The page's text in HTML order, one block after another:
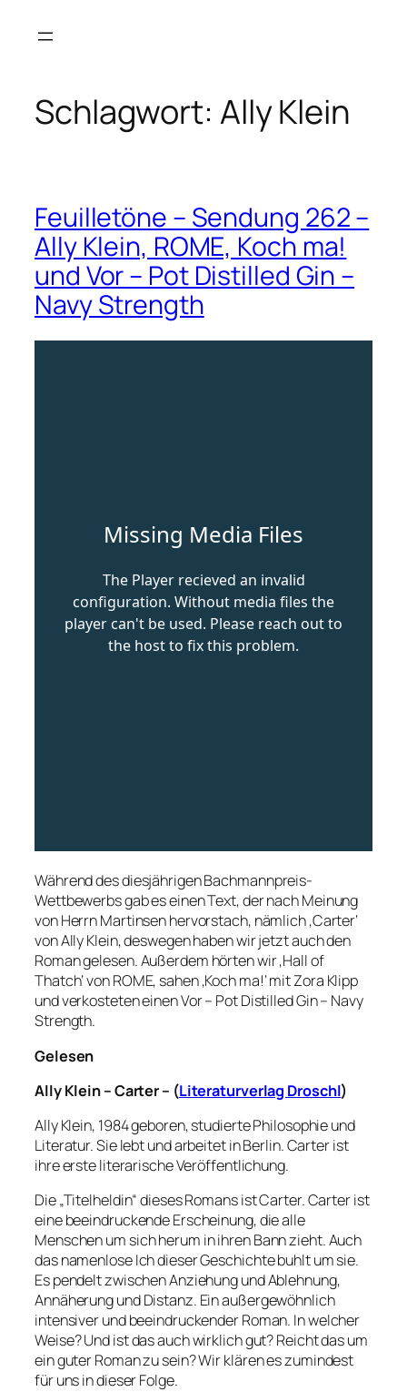
Inhalt
Schlagwort: Ally Klein
Feuilletöne – Sendung 262 –
Ally Klein, ROME, Koch ma!
und Vor – Pot Distilled Gin –
Navy Strength
Während des diesjährigen Bachmannpreis-
Wettbewerbs gab es einen Text, der nach Meinung
von Herrn Martinsen hervorstach, nämlich ‚Carter‘
von Ally Klein, deswegen haben wir jetzt auch den
Roman gelesen. Außerdem hörten wir ‚Hall of
Thatch‘ von ROME, sahen ‚Koch ma!‘ mit Zora Klipp
und verkosteten einen Vor – Pot Distilled Gin – Navy
Strength.
Gelesen
AllyKlein –Carter– (Literaturverlag Droschl)
Ally Klein, 1984 geboren, studierte Philosophie und
Literatur. Sie lebt und arbeitet in Berlin. Carter ist
ihre erste literarische Veröffentlichung.
Die „Titelheldin“ dieses Romans ist Carter. Carter ist
eine beeindruckende Erscheinung, die alle
Menschen um sich herum in ihren Bann zieht. Auch
das namenlose Ich dieser Geschichte buhlt um sie.
Es pendelt zwischen Anziehung und Ablehnung,
Annäherung und Distanz. Ein außergewöhnlich
intensiver und beeindruckender Roman. In welcher
Weise? Und ist das auch wirklich gut? Reicht das um
ein guter Roman zu sein? Wir klären es zumindest
für uns in dieser Folge.